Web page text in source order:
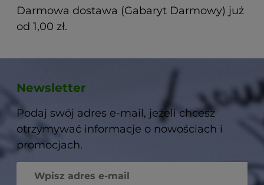
Darmowa dostawa (Gabaryt Darmowy) już
od 1,00 zł.
Newsletter
Podaj swój adres e-mail, jeżeli chcesz
otrzymywać informacje o nowościach i
promocjach.